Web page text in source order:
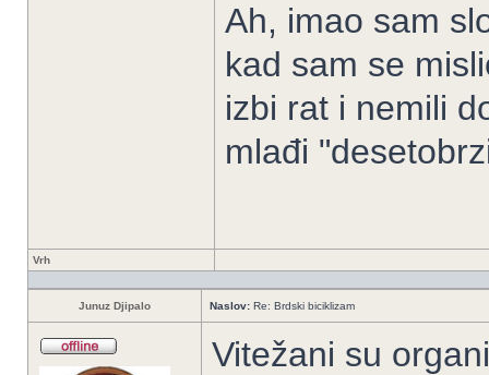
Ah, imao sam
kad sam se
izbi rat i nemili
mlađi
Vrh
Junuz Djipalo Naslov: Re: Brdski biciklizam
Vitežani su